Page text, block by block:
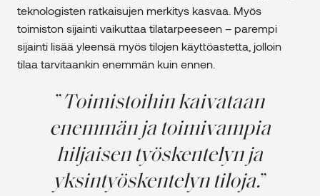
teknologisten ratkaisujen merkitys kasvaa. Myös
toimiston sijainti vaikuttaa tilatarpeeseen – parempi
sijainti lisää yleensä myös tilojen käyttöastetta, jolloin
tilaa tarvitaankin enemmän kuin ennen.
Toimistoihin kaivataan
enemmän ja toimivampia
hiljaisen työskentelyn ja
yksintyöskentelyn tiloja.